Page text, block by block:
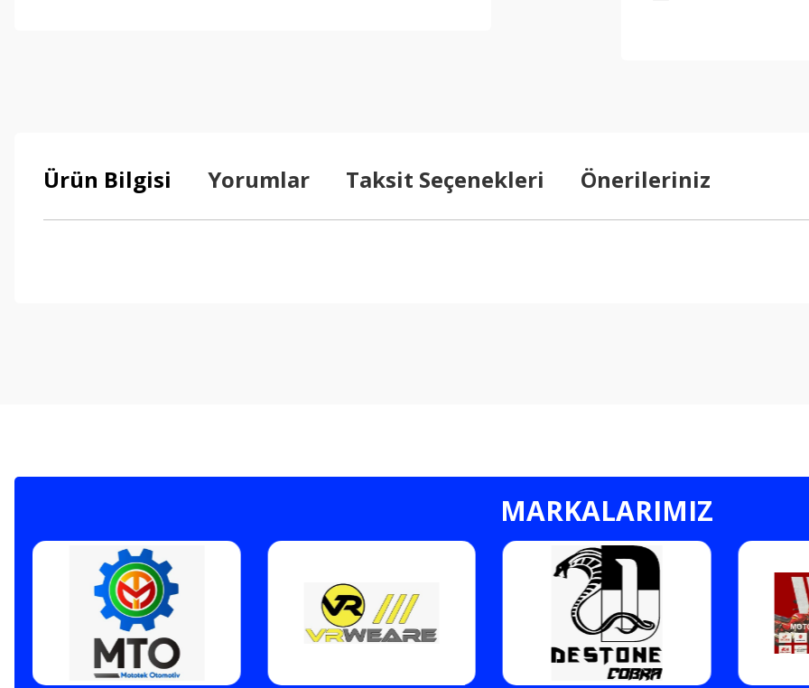
Ürün Bilgisi Yorumlar Taksit Seçenekleri Önerileriniz
Gönder
MARKALARIMIZ